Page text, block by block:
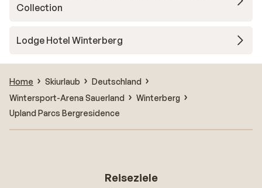
Collection
Lodge Hotel Winterberg
Home Skiurlaub
Deutschland
Wintersport-Arena Sauerland
Winterberg
Upland Parcs Bergresidence
Reiseziele